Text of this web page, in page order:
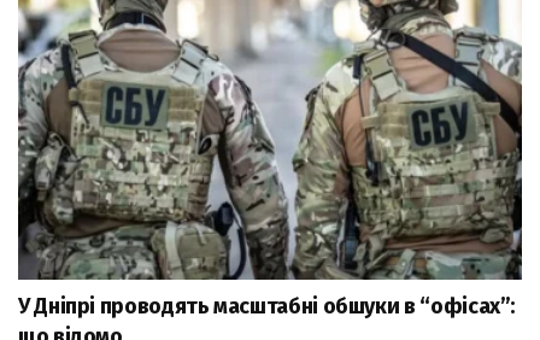
У Дніпрі проводять масштабні обшуки в “офісах”: